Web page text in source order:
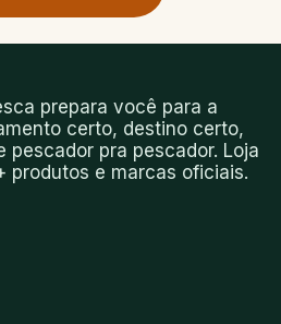
prepara você para a
certo, destino certo,
pra pescador. Loja
produtos e marcas oficiais.